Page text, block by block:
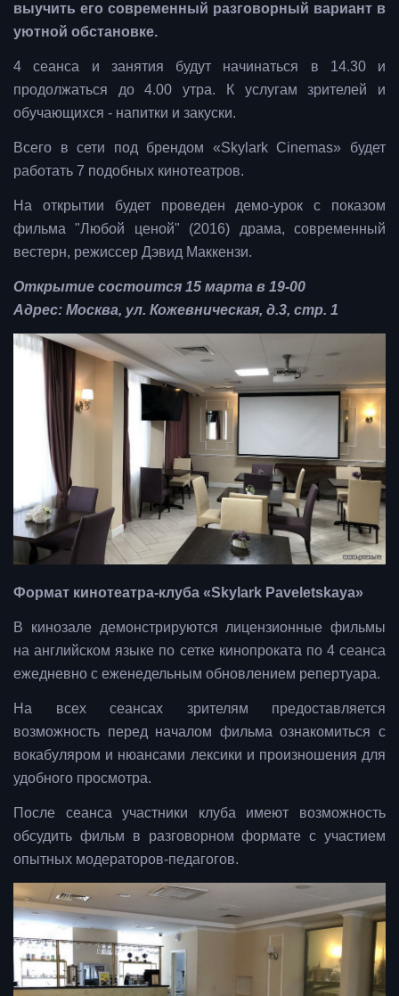
выучить его современный разговорный вариант в
уютной обстановке.
4 сеанса и занятия будут начинаться в 14.30 и
продолжаться до 4.00 утра. К услугам зрителей и
обучающихся - напитки и закуски.
Всего в сети под брендом «Skylark Cinemas» будет
работать 7 подобных кинотеатров.
На открытии будет проведен демо-урок с показом
фильма "Любой ценой" (2016) драма, современный
вестерн, режиссер Дэвид Маккензи.
Открытие состоится 15 марта в 19-00
Адрес: Москва, ул. Кожевническая, д.3, стр. 1
Формат кинотеатра-клуба «Skylark Paveletskaya»
В кинозале демонстрируются лицензионные фильмы
на английском языке по сетке кинопроката по 4 сеанса
ежедневно с еженедельным обновлением репертуара.
На всех сеансах зрителям предоставляется
возможность перед началом фильма ознакомиться с
вокабуляром и нюансами лексики и произношения для
удобного просмотра.
После сеанса участники клуба имеют возможность
обсудить фильм в разговорном формате с участием
опытных модераторов-педагогов.